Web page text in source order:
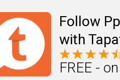
Follow
with
FREE -